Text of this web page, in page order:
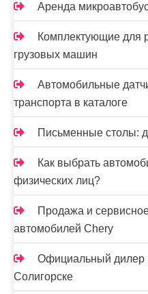
Аренда
Комплектующие для
грузовых машин
Автомобильные
транспорта в каталоге
Письменные столы:
Как выбрать
физических лиц?
Продажа и
автомобилей Chery
Официальный дилер
Солигорске